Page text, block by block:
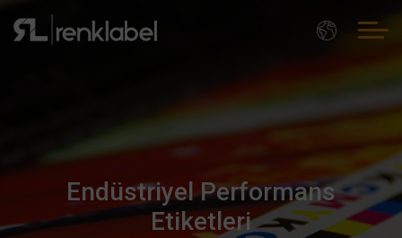
Endüstriyel Performans
Etiketleri